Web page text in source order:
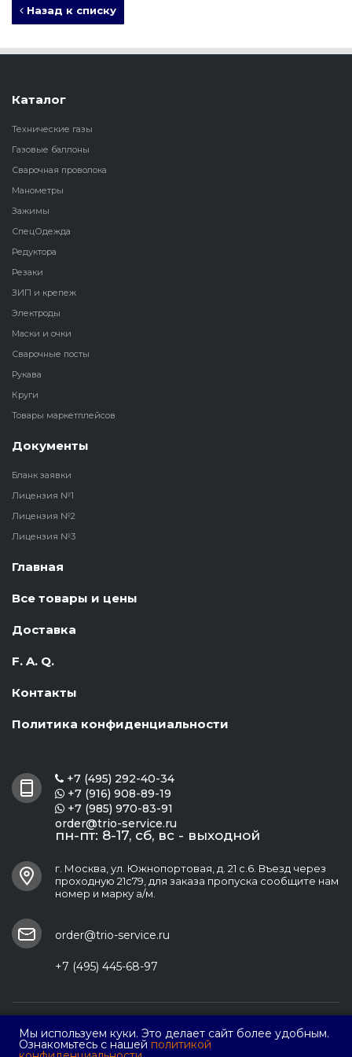
Назад к списку
Каталог
Технические газы
Газовые баллоны
Сварочная проволока
Манометры
Зажимы
СпецОдежда
Редуктора
Резаки
ЗИП и крепеж
Электроды
Маски и очки
Сварочные посты
Рукава
Круги
Товары маркетплейсов
Документы
Бланк заявки
Лицензия №1
Лицензия №2
Лицензия №3
Главная
Все товары и цены
Доставка
F. A. Q.
Контакты
Политика конфиденциальности
 +7 (495) 292-40-34
 +7 (916) 908-89-19
 +7 (985) 970-83-91
order@trio-service.ru
пн-пт: 8-17, сб, вс - выходной
г. Москва, ул. Южнопортовая, д. 21 с.6. Въезд через
проходную 21с79, для заказа пропуска сообщите нам
номер и марку а/м.
order@trio-service.ru
+7 (495) 445-68-97
ООО ПФ "Трио Сервис"
Мы используем куки. Это делает сайт более удобным.
Ознакомьтесь с нашей политикой